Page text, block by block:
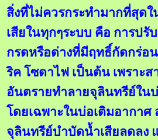
สิ่งที่ไม่ควรกระทำมากที่สุด
เสียในทุกๆระบบ คือ การปรั
กรดหรือด่างที่มีฤทธิ์กัดกร่อ
ริค โซดาไฟ เป็นต้น เพราะส
อันตรายทำลายจุลินทรีย์ใน
โดยเฉพาะในบ่อเติมอากา
จุลินทรีย์บำบัดน้ำเสียลดลง